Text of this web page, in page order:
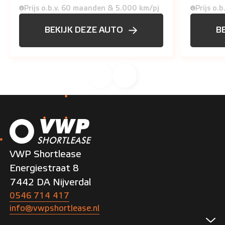
Prijs o.b.v. 60 maanden & 5.000 km/pj
BEKIJK DEZE AUTO
Prijs
VWP Shortlease
Energiestraat 8
7442 DA Nijverdal
0546 714 417
info@vwpshortlease.nl